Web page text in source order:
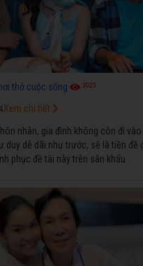
thở cuộc sống 3023
nhân, gia đình không còn đi
duy dễ dãi như trước, sẽ là tiền đề
phục đề tài này trên sân khấu
Xem chi tiết